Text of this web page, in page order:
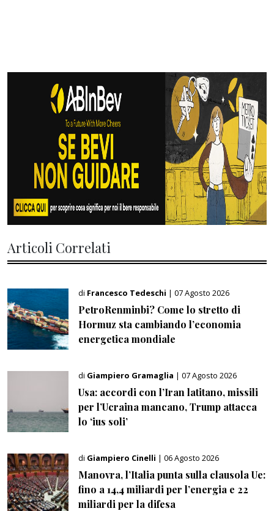
Articoli Correlati
di Francesco Tedeschi | 07 Agosto 2026
PetroRenminbi? Come lo stretto di
Hormuz sta cambiando l’economia
energetica mondiale
di Giampiero Gramaglia | 07 Agosto 2026
Usa: accordi con l’Iran latitano, missili
per l’Ucraina mancano, Trump attacca
lo ‘ius soli’
di Giampiero Cinelli | 06 Agosto 2026
Manovra, l’Italia punta sulla clausola Ue:
fino a 14,4 miliardi per l’energia e 22
miliardi per la difesa